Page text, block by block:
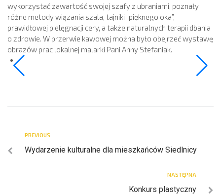
wykorzystać zawartość swojej szafy z ubraniami, poznały
różne metody wiązania szala, tajniki „pięknego oka”,
prawidłowej pielęgnacji cery, a także naturalnych terapii dbania
o zdrowie. W przerwie kawowej można było obejrzeć wystawę
obrazów prac lokalnej malarki Pani Anny Stefaniak.
PREVIOUS
Wydarzenie kulturalne dla mieszkańców Siedlnicy
NASTĘPNA
Konkurs plastyczny